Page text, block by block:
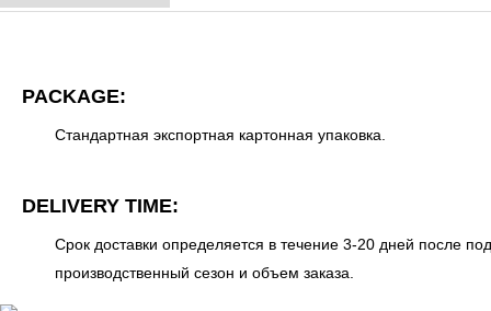
PACKAGE:
Стандартная экспортная картонная упаковка.
DELIVERY TIME:
Срок доставки определяется в течение 3-20 дней после
производственный сезон и объем заказа.